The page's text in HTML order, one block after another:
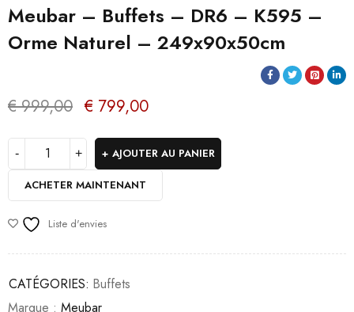
Meubar – Buffets – DR6 – K595 –
Orme Naturel – 249x90x50cm
€999,00 € 799,00
AJOUTER AU PANIER
ACHETER MAINTENANT
Liste d'envies
CATÉGORIES: Buffets
Marque : Meubar